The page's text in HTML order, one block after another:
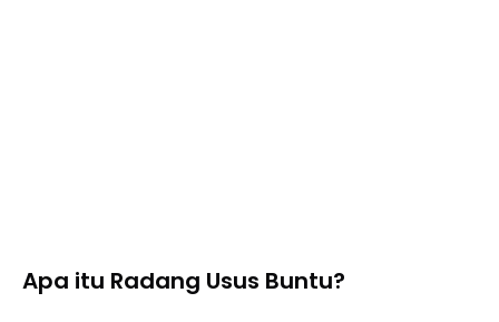
Apa itu Radang Usus Buntu?